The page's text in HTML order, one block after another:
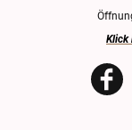
Klick